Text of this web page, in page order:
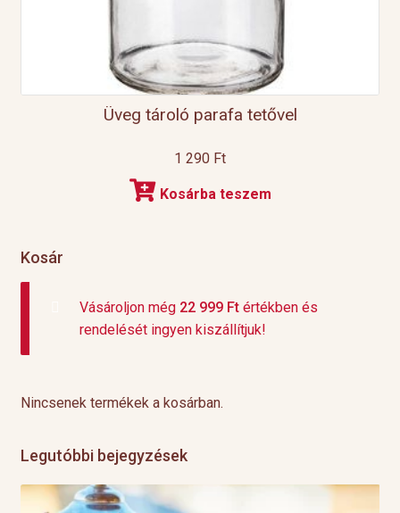
Üveg tároló parafa tetővel
1 290 Ft
Kosárba teszem
Kosár
Vásároljon még 22 999 Ftértékben és
rendelését ingyen kiszállítjuk!
Nincsenek termékek a kosárban.
Legutóbbi bejegyzések